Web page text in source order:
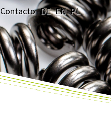
Contacto DE EN PL